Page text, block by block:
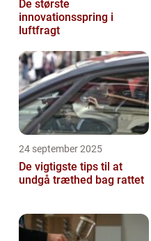
De største
innovationsspring i
luftfragt
24 september 2025
De vigtigste tips til at
undgå træthed bag rattet